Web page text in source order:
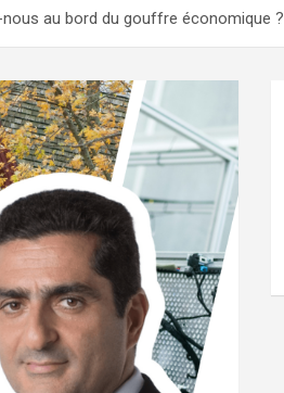
au bord du gouffre économique ?